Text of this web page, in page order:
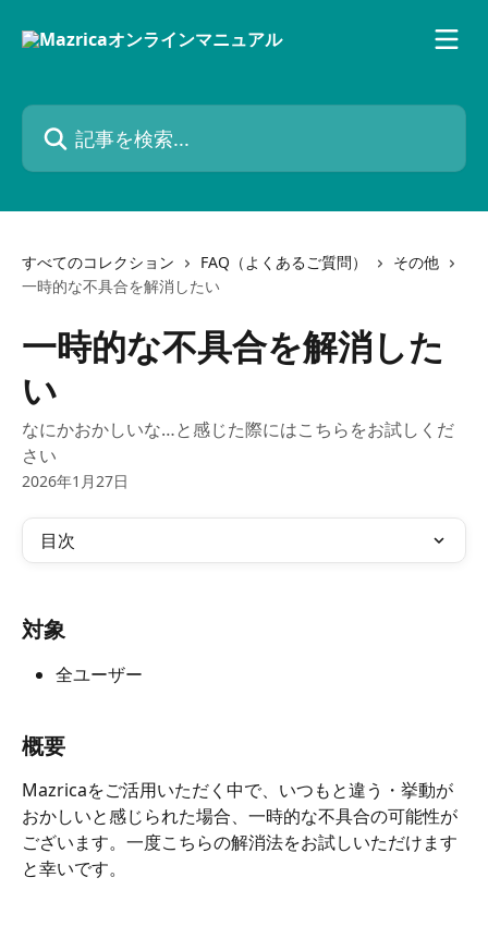
記事を検索...
すべてのコレクション FAQ（よくあるご質問）
その他
一時的な不具合を解消したい
一時的な不具合を解消した
い
なにかおかしいな…と感じた際にはこちらをお試しくだ
さい
2026年1月27日
目次
対象
全ユーザー
概要
Mazricaをご活用いただく中で、いつもと違う・挙動が
おかしいと感じられた場合、一時的な不具合の可能性が
ございます。一度こちらの解消法をお試しいただけます
と幸いです。